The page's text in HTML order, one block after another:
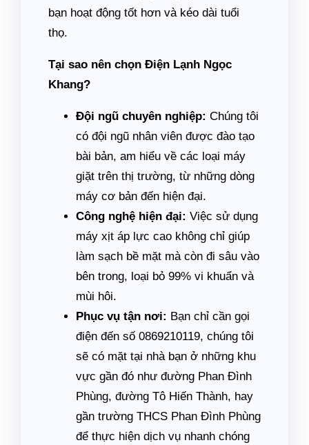
bạn hoạt động tốt hơn và kéo dài tuổi
thọ.
Tại sao nên chọn Điện Lạnh Ngọc
Khang?
Đội ngũ chuyên nghiệp: Chúng tôi
có đội ngũ nhân viên được đào tạo
bài bản, am hiểu về các loại máy
giặt trên thị trường, từ những dòng
máy cơ bản đến hiện đại.
Công nghệ hiện đại: Việc sử dụng
máy xịt áp lực cao không chỉ giúp
làm sạch bề mặt mà còn đi sâu vào
bên trong, loại bỏ 99% vi khuẩn và
mùi hôi.
Phục vụ tận nơi: Bạn chỉ cần gọi
điện đến số 0869210119, chúng tôi
sẽ có mặt tại nhà bạn ở những khu
vực gần đó như đường Phan Đình
Phùng, đường Tô Hiến Thành, hay
gần trường THCS Phan Đình Phùng
để thực hiện dịch vụ nhanh chóng